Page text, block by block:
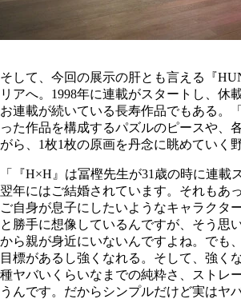
そして、今回の展示の肝とも言える『
リアへ。1998年に連載がスタートし、休
お連載が続いている長寿作品でもある。
った作品を構成するパズルのピースや、
がら、1枚1枚の原画を丹念に眺めていく
「『H×H』は冨樫先生が31歳の時に連載
翌年にはご結婚されています。それもあ
ご自身が息子にしたいようなキャラクタ
と勝手に想像しているんですが、そう思
から親が身近にいないんですよね。 でも
目標があるし強くなれる。そして、強く
種ヤバいくらいなまでの純粋さ、ストレ
うんです。だからシンプルだけど実はヤ